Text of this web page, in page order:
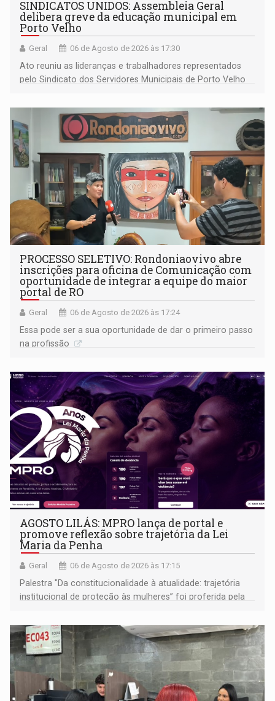
SINDICATOS UNIDOS: Assembleia Geral
delibera greve da educação municipal em
Porto Velho
Geral 06 de Agosto de 2026 às 17:30
Ato reuniu as lideranças e trabalhadores representados
pelo Sindicato dos Servidores Municipais de Porto Velho
PROCESSO SELETIVO: Rondoniaovivo abre
inscrições para oficina de Comunicação com
oportunidade de integrar a equipe do maior
portal de RO
Geral 06 de Agosto de 2026 às 17:24
Essa pode ser a sua oportunidade de dar o primeiro passo
na profissão
AGOSTO LILÁS: MPRO lança de portal e
promove reflexão sobre trajetória da Lei
Maria da Penha
Geral 06 de Agosto de 2026 às 17:15
Palestra "Da constitucionalidade à atualidade: trajetória
institucional de proteção às mulheres” foi proferida pela
Goiás